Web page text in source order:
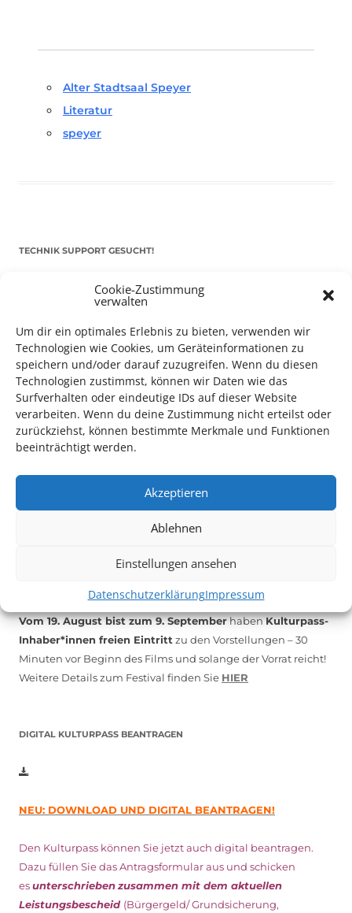
Cookie-Zustimmung
verwalten
Um dir ein optimales Erlebnis zu bieten, verwenden wir
Technologien wie Cookies, um Geräteinformationen zu
speichern und/oder darauf zuzugreifen. Wenn du diesen
Technologien zustimmst, können wir Daten wie das
Surfverhalten oder eindeutige IDs auf dieser Website
verarbeiten. Wenn du deine Zustimmung nicht erteilst oder
zurückziehst, können bestimmte Merkmale und Funktionen
beeinträchtigt werden.
Akzeptieren
Ablehnen
Einstellungen ansehen
DatenschutzerklärungImpressum
Alter Stadtsaal Speyer
Literatur
speyer
TECHNIK SUPPORT GESUCHT!
Das Kulturparkett freut sich stets über
Mithilfe im Bereich Technik
melden Sie sich unterinfo@kulturparkett-rhein-neckar.de
*KULTURTIPP SOMMERPAUSE: FESTIVAL DES DEUTSCHEN FILMS*
in Ludwigshafen statt.
Vom 19. August bist zum 9. SeptemberhabenKulturpass-
Inhaber*innen freien Eintritt zu den Vorstellungen – 30
Minuten vor Beginn des Films und solange der Vorrat reicht!
Weitere Details zum Festival finden Sie HIER
DIGITAL KULTURPASS BEANTRAGEN
NEU: DOWNLOAD UND DIGITAL BEANTRAGEN!
Den Kulturpass können Sie jetzt auch digital beantragen.
Dazu füllen Sie das Antragsformular aus und schicken
esunterschriebenzusammen mit dem aktuellen
Leistungsbescheid (Bürgergeld/ Grundsicherung,